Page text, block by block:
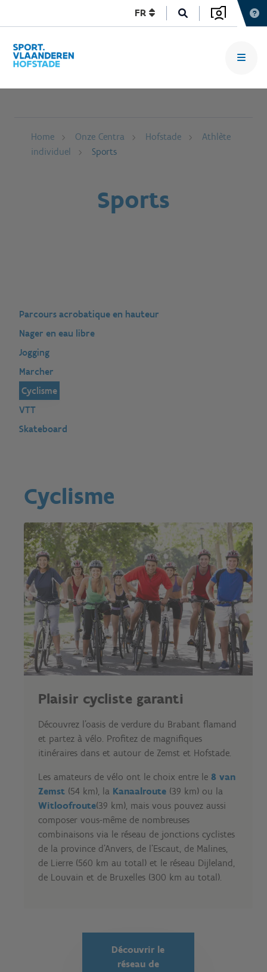
FR
Home Onze Centra Hofstade
Athlète
individuel
Sports
Sports
Parcours acrobatique en hauteur
Nager en eau libre
Jogging
Marcher
Cyclisme
VTT
Skateboard
Cyclisme
Plaisir cycliste garanti
Découvrez l'oasis de verdure du Brabant flamand
et partez à vélo. Profitez de magnifiques
itinéraires dans et autour de Zemst et Hofstade.
Les amateurs de vélo ont le choix entre le 8 van
Zemst (54 km), la Kanaalroute (39 km) ou la
Witloofroute(39 km), mais vous pouvez aussi
composer vous-même de nombreuses
combinaisons via le réseau de jonctions cyclistes
de la province d'Anvers, de l'Escaut, de Malines,
de Lierre (560 km au total) et le réseau Dijleland,
de Louvain et de Bruxelles (300 km au total).
Découvrir le
réseau de